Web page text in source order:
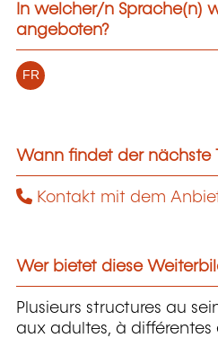
In welcher/n Sprache(n)
angeboten?
FR
Wann findet der nächste
Kontakt mit dem
Wer bietet diese
Plusieurs structures au
aux adultes, à